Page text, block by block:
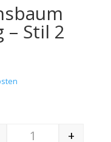
Stil 2
+